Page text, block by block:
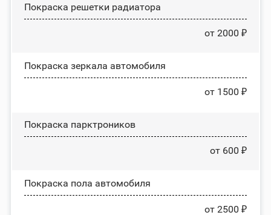
Покраска решетки радиатора
от 2000 ₽
Покраска зеркала автомобиля
от 1500 ₽
Покраска парктроников
от 600 ₽
Покраска пола автомобиля
от 2500 ₽